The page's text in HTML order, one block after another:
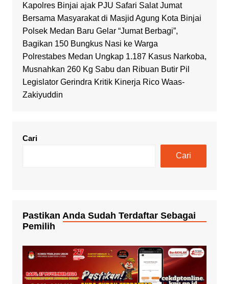
Kapolres Binjai ajak PJU Safari Salat Jumat
Bersama Masyarakat di Masjid Agung Kota Binjai
Polsek Medan Baru Gelar “Jumat Berbagi”,
Bagikan 150 Bungkus Nasi ke Warga
Polrestabes Medan Ungkap 1.187 Kasus Narkoba,
Musnahkan 260 Kg Sabu dan Ribuan Butir Pil
Legislator Gerindra Kritik Kinerja Rico Waas-
Zakiyuddin
Cari
Cari
Pastikan Anda Sudah Terdaftar Sebagai
Pemilih